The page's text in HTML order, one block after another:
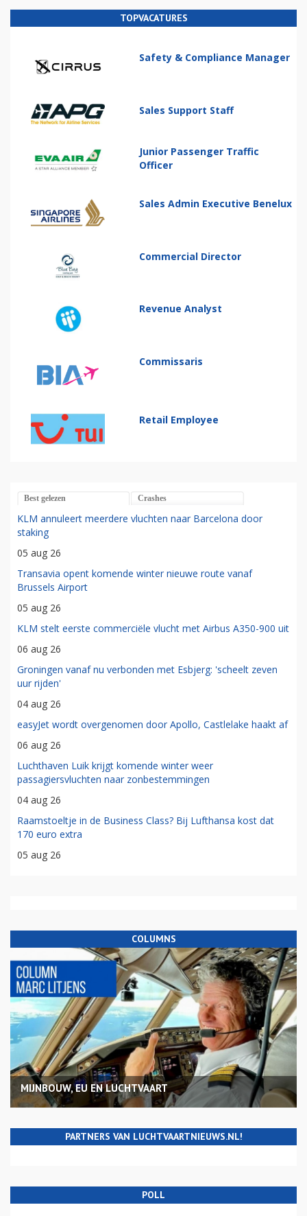
TOPVACATURES
Safety & Compliance Manager
Sales Support Staff
Junior Passenger Traffic
Officer
Sales Admin Executive Benelux
Commercial Director
Revenue Analyst
Commissaris
Retail Employee
Best gelezen Crashes
KLM annuleert meerdere vluchten naar Barcelona door
staking
05 aug 26
Transavia opent komende winter nieuwe route vanaf
Brussels Airport
05 aug 26
KLM stelt eerste commerciële vlucht met Airbus A350-900 uit
06 aug 26
Groningen vanaf nu verbonden met Esbjerg: 'scheelt zeven
uur rijden'
04 aug 26
easyJet wordt overgenomen door Apollo, Castlelake haakt af
06 aug 26
Luchthaven Luik krijgt komende winter weer
passagiersvluchten naar zonbestemmingen
04 aug 26
Raamstoeltje in de Business Class? Bij Lufthansa kost dat
170 euro extra
05 aug 26
COLUMNS
MIJNBOUW, EU EN LUCHTVAART
PARTNERS VAN LUCHTVAARTNIEUWS.NL!
POLL